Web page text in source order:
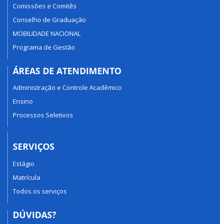
Comissões e Comitês
Conselho de Graduação
MOBILIDADE NACIONAL
Programa de Gestão
ÁREAS DE ATENDIMENTO
Administração e Controle Acadêmico
Ensino
Processos Seletivos
SERVIÇOS
Estágio
Matrícula
Todos os serviços
DÚVIDAS?